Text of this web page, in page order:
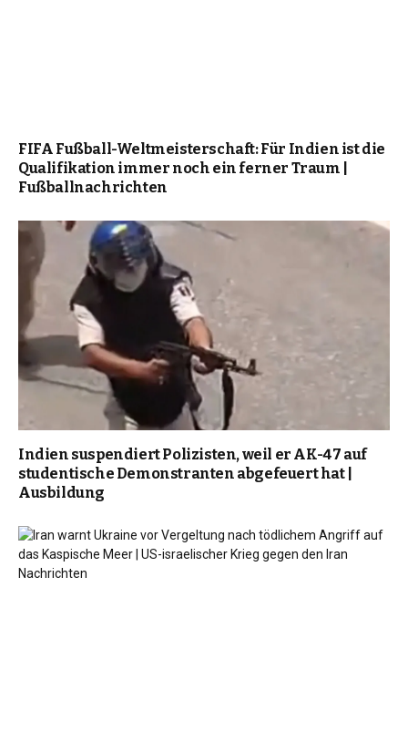
FIFA Fußball-Weltmeisterschaft: Für Indien ist die
Qualifikation immer noch ein ferner Traum |
Fußballnachrichten
Indien suspendiert Polizisten, weil er AK-47 auf
studentische Demonstranten abgefeuert hat |
Ausbildung